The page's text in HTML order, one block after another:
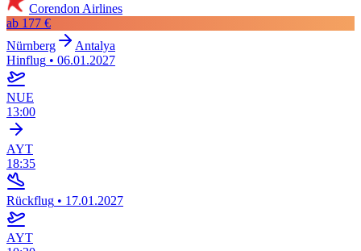
Corendon Airlines
ab 177 €
Nürnberg
Antalya
Hinflug • 06.01.2027
NUE
13:00
AYT
18:35
Rückflug • 17.01.2027
AYT